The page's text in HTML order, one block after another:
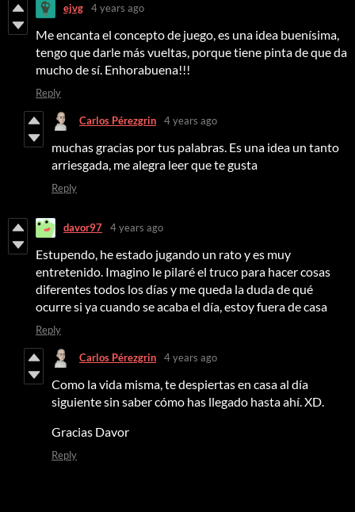
ejvg 4 years ago
Me encanta el concepto de juego, es una idea buenísima,
tengo que darle más vueltas, porque tiene pinta de que da
mucho de sí. Enhorabuena!!!
Reply
Carlos Pérezgrin 4 years ago
muchas gracias por tus palabras. Es una idea un tanto
arriesgada, me alegra leer que te gusta
Reply
davor97 4 years ago
Estupendo, he estado jugando un rato y es muy
entretenido. Imagino le pilaré el truco para hacer cosas
diferentes todos los días y me queda la duda de qué
ocurre si ya cuando se acaba el día, estoy fuera de casa
Reply
Carlos Pérezgrin 4 years ago
Como la vida misma, te despiertas en casa al día
siguiente sin saber cómo has llegado hasta ahí. XD.
Gracias Davor
Reply